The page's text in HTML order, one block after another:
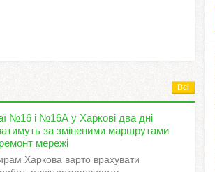
Всі
№16 і №16А у Харкові два дні
за зміненими маршрутами
мережі
Харкова варто врахувати